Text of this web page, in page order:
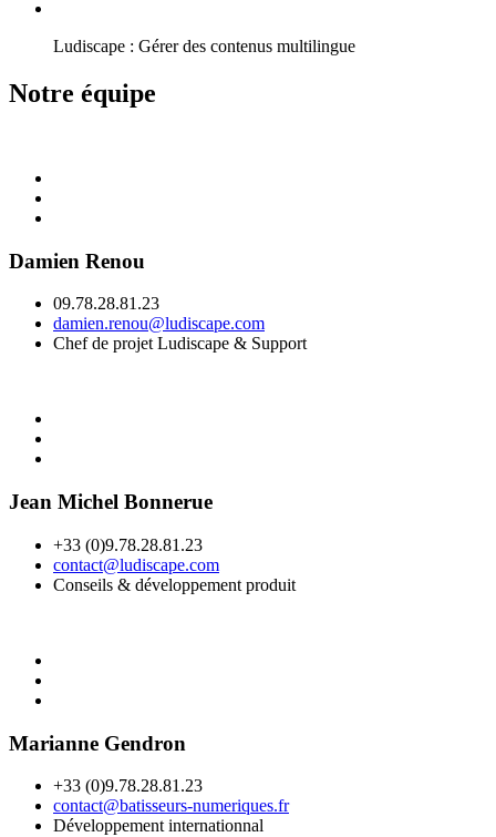
Ludiscape : Gérer des contenus multilingue
Notre équipe
Damien Renou
09.78.28.81.23
damien.renou@ludiscape.com
Chef de projet Ludiscape & Support
Jean Michel Bonnerue
+33 (0)9.78.28.81.23
contact@ludiscape.com
Conseils & développement produit
Marianne Gendron
+33 (0)9.78.28.81.23
contact@batisseurs-numeriques.fr
Développement internationnal